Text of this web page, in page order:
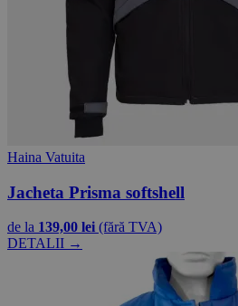
Haina Vatuita
Jacheta Prisma softshell
de la 139,00 lei (fără TVA)
DETALII →